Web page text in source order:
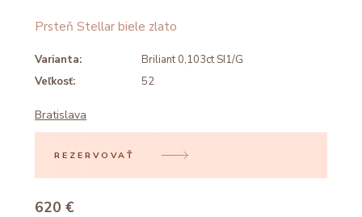
Prsteň Stellar biele zlato
Varianta:
Briliant 0,103ct SI1/G
Veľkosť:
52
Bratislava
REZERVOVAŤ
620 €